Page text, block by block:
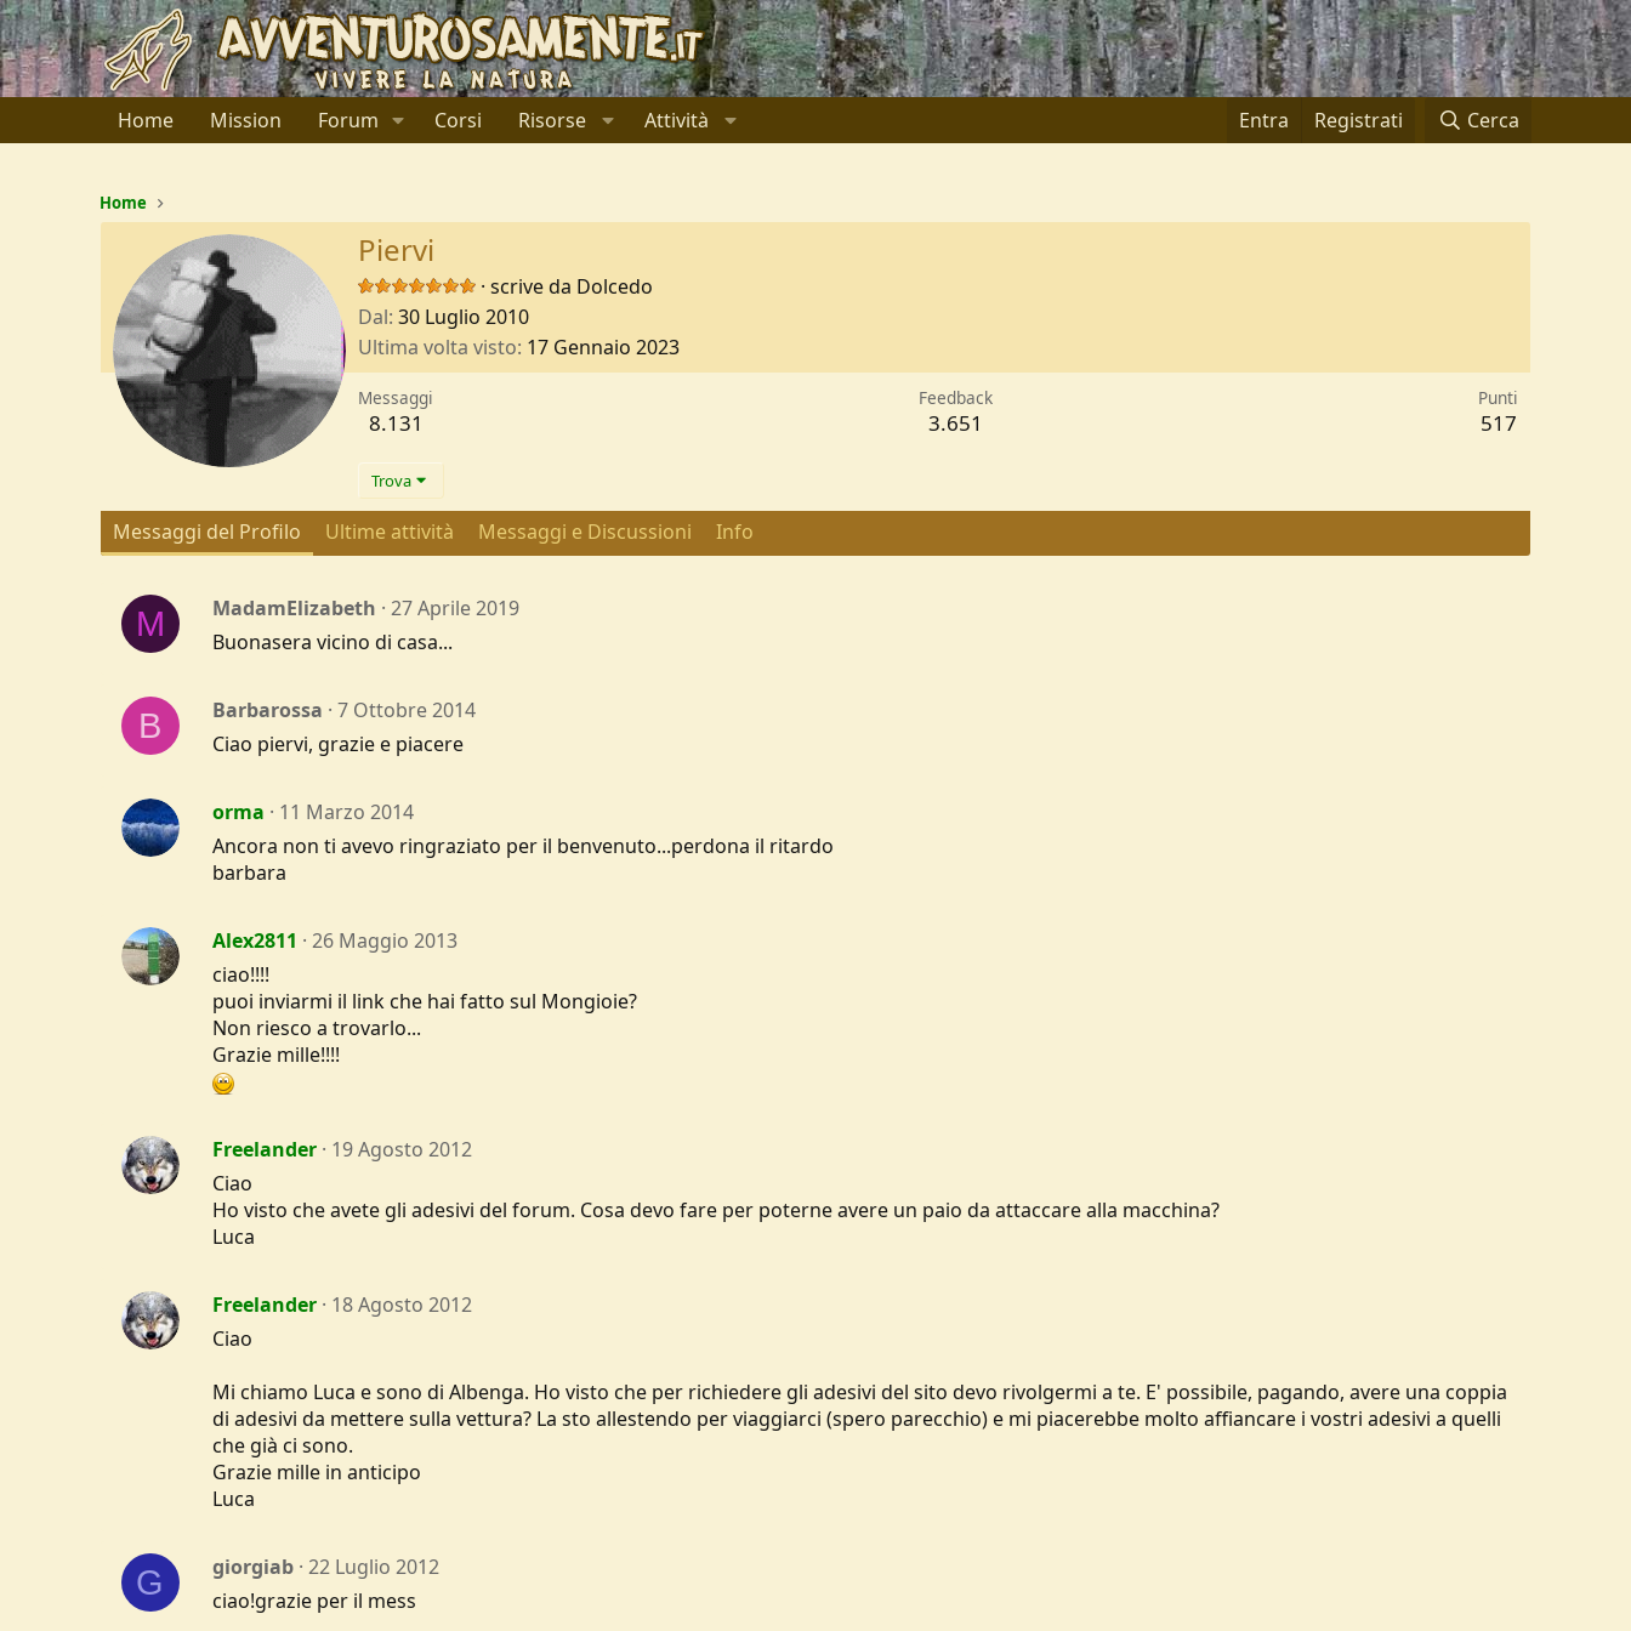
Home Mission Forum Corsi Risorse Attività Entra Registrati Cerca
Home
Piervi
· scrive da Dolcedo
Dal 30 Luglio 2010
Ultima volta visto 17 Gennaio 2023
Messaggi
8.131
Feedback
3.651
Punti
517
Trova
Messaggi del Profilo Ultime attività Messaggi e Discussioni Info
M MadamElizabeth 27 Aprile 2019
Buonasera vicino di casa...
B Barbarossa 7 Ottobre 2014
Ciao piervi, grazie e piacere
orma
11 Marzo 2014
Ancora non ti avevo ringraziato per il benvenuto...perdona il ritardo
barbara
Alex2811
26 Maggio 2013
ciao!!!!
puoi inviarmi il link che hai fatto sul Mongioie?
Non riesco a trovarlo...
Grazie mille!!!!
Freelander 19 Agosto 2012
Ciao
Ho visto che avete gli adesivi del forum. Cosa devo fare per poterne avere un paio da attaccare alla macchina?
Luca
Freelander 18 Agosto 2012
Ciao
Mi chiamo Luca e sono di Albenga. Ho visto che per richiedere gli adesivi del sito devo rivolgermi a te. E' possibile, pagando, avere una coppia
di adesivi da mettere sulla vettura? La sto allestendo per viaggiarci (spero parecchio) e mi piacerebbe molto affiancare i vostri adesivi a quelli
che già ci sono.
Grazie mille in anticipo
Luca
G giorgiab 22 Luglio 2012
ciao!grazie per il mess